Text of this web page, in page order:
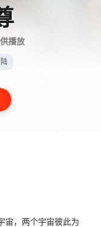
播放
，两个宇宙彼此为